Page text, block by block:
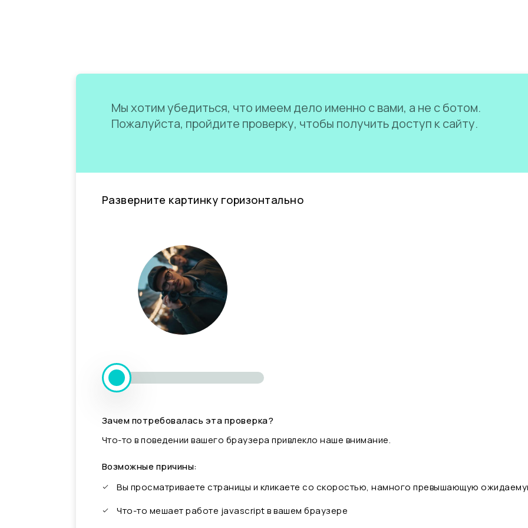
Мы хотим убедиться, что имеем дело именно с вами, а не с ботом.
Пожалуйста, пройдите проверку, чтобы получить доступ к сайту.
Разверните картинку горизонтально
Зачем потребовалась эта проверка?
Что-то в поведении вашего браузера привлекло наше внимание.
Возможные причины:
Вы просматриваете страницы и кликаете со скоростью, намного превышающую
Что-то мешает работе javascript в вашем браузере